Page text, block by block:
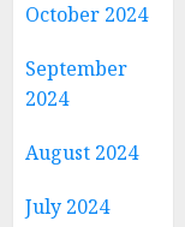
October 2024
September
2024
August 2024
July 2024